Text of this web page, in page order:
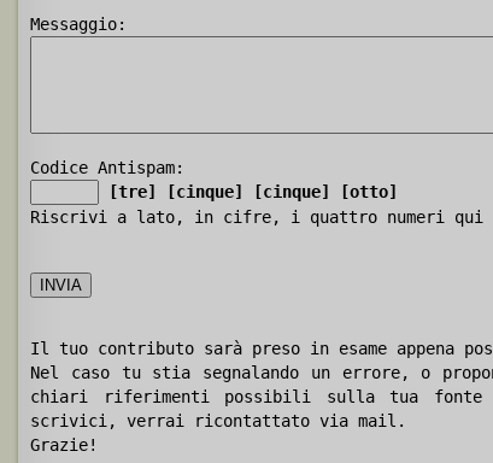
Messaggio:
Codice Antispam:
[tre]
[cinque] [cinque]
[otto]
Riscrivi a lato, in cifre, i quattro numeri
Il tuo contributo sarà preso in esame appena
Nel caso tu stia segnalando un errore, o
chiari riferimenti possibili sulla tua fonte
scrivici, verrai ricontattato via mail.
Grazie!